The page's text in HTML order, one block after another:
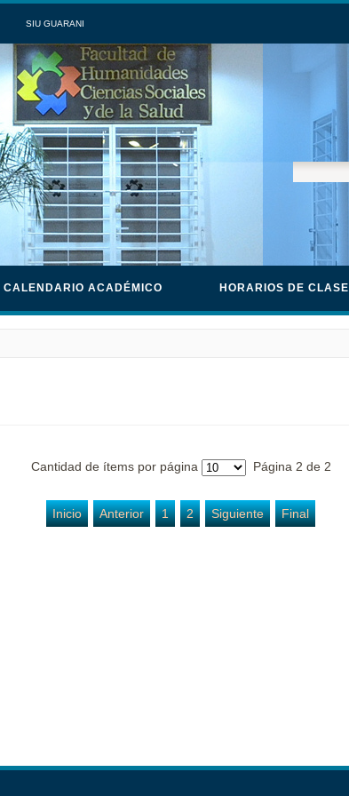
SIU GUARANI
CALENDARIO ACADÉMICO HORARIOS DE CLASE
Cantidad de ítems por página Página 2 de 2
Inicio Anterior 1 2 Siguiente Final